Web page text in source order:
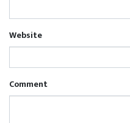
Website
Comment